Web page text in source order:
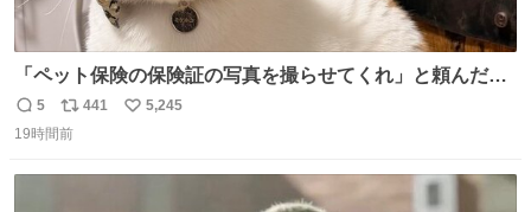
「ペット保険の保険証の写真を撮らせてくれ」と頼んだら
ちゃんと座ってポーズを取ってくれた人
返
信
5
リ
ポ
441
い
5,245
19時間前